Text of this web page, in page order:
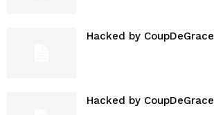
Hacked by CoupDeGrace
Hacked by CoupDeGrace